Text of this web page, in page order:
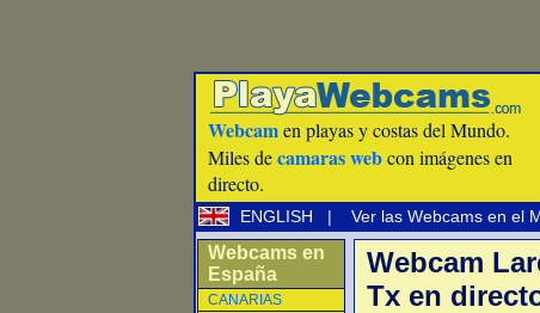
Webcamen playas y costas del Mundo.
Miles decamaras webcon imágenes en
directo.
ENGLISH | Ver las Webcams en el
Webcams en
España
CANARIAS
Webcam
Tx en